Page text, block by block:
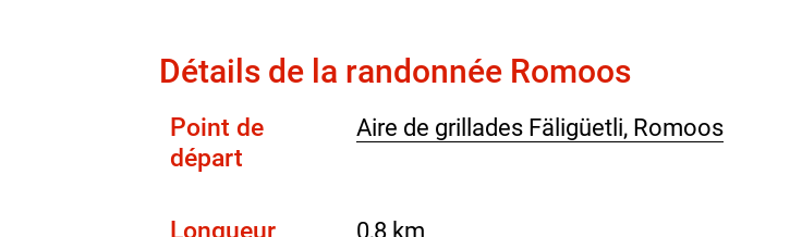
Détails de la randonnée Romoos
Point de
départ
Aire de grillades Fäligüetli, Romoos
Longueur 0,8 km